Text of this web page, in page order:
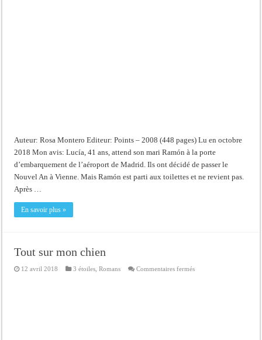
Auteur: Rosa Montero Editeur: Points – 2008 (448 pages) Lu en octobre
2018 Mon avis: Lucía, 41 ans, attend son mari Ramón à la porte
d’embarquement de l’aéroport de Madrid. Ils ont décidé de passer le
Nouvel An à Vienne. Mais Ramón est parti aux toilettes et ne revient pas.
Après …
En savoir plus »
Tout sur mon chien
12 avril 2018 3 étoiles ,Romans Commentaires ferméssur